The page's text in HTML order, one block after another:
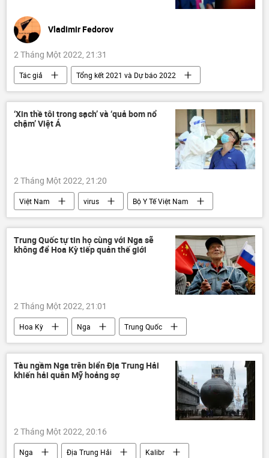
Vladimir Fedorov
2 Tháng Một 2022, 21:31
Tác giả
Tổng kết 2021 và Dự báo 2022
Quan điểm-Ý kiến
Hoa Kỳ
Trung Quốc
Thế vận hội Olympic 2022
Huawei
‘Xin thề tôi trong sạch’ và ‘quả bom nổ
chậm’ Việt Á
2 Tháng Một 2022, 21:20
Việt Nam virus
Bộ Y Tế Việt Nam
Pháp luật
Trung Quốc tự tin họ cùng với Nga sẽ
không để Hoa Kỳ tiếp quản thế giới
2 Tháng Một 2022, 21:01
Hoa Kỳ Nga
Trung Quốc
Vương Nghị
Tàu ngầm Nga trên biển Địa Trung Hải
khiến hải quân Mỹ hoảng sợ
2 Tháng Một 2022, 20:16
Nga Địa Trung Hải
Kalibr